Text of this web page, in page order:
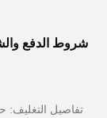
شروط الدفع
تفاصيل التغليف: